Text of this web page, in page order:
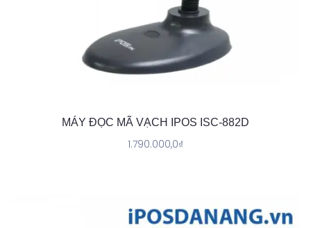
MÁY ĐỌC MÃ VẠCH IPOS ISC-882D
1.790.000,0₫